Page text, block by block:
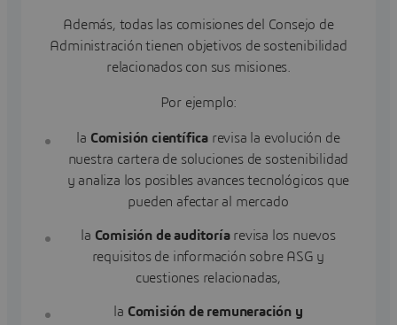
Además, todas las comisiones del Consejo de
Administración tienen objetivos de sostenibilidad
relacionados con sus misiones.
Por ejemplo:
la Comisión científica revisa la evolución de
nuestra cartera de soluciones de sostenibilidad
y analiza los posibles avances tecnológicos que
pueden afectar al mercado
la Comisión de auditoría revisa los nuevos
requisitos de información sobre ASG y
cuestiones relacionadas,
la Comisión de remuneración y